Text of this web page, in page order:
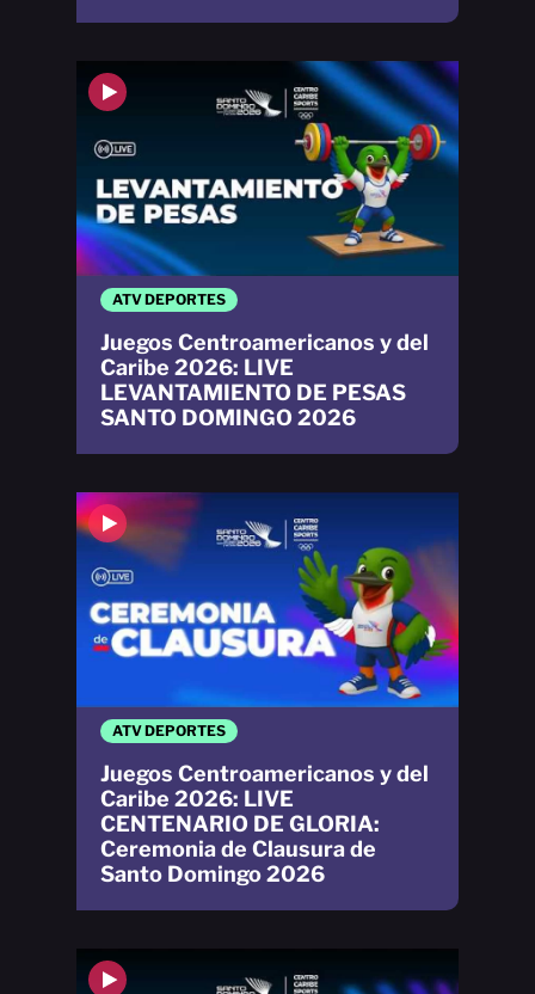
ATV DEPORTES
Juegos Centroamericanos y del
Caribe 2026: LIVE
CENTENARIO DE GLORIA:
Ceremonia de Clausura de
Santo Domingo 2026
ATV DEPORTES
Juegos Centroamericanos y del
Caribe 2026: LIVE
LEVANTAMIENTO DE PESAS
SANTO DOMINGO 2026